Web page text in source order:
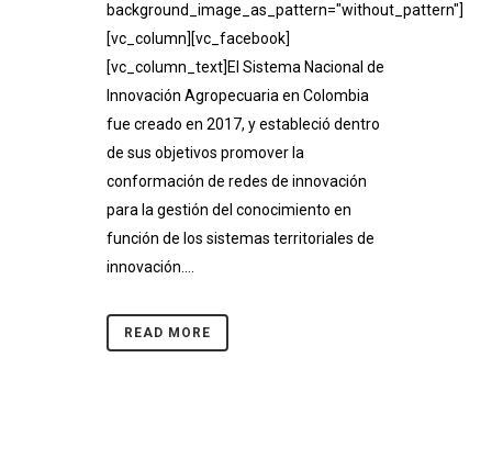
background_image_as_pattern="without_pattern"]
[vc_column][vc_facebook]
[vc_column_text]El Sistema Nacional de
Innovación Agropecuaria en Colombia
fue creado en 2017, y estableció dentro
de sus objetivos promover la
conformación de redes de innovación
para la gestión del conocimiento en
función de los sistemas territoriales de
innovación....
READ MORE